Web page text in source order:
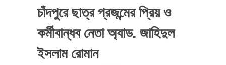
চাঁদপুরে ছাত্র প্রজন্মের প্রিয় ও
কর্মীবান্ধব নেতা অ্যাড. জাহিদুল
ইসলাম রোমান